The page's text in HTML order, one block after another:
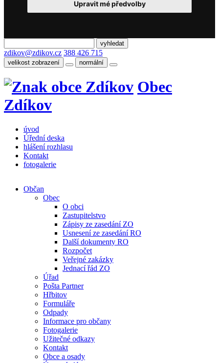
Upravit mé předvolby
zdikov@zdikov.cz 388 426 715
velikost zobrazení normální
Obec
Zdíkov
úvod
Úřední deska
hlášení rozhlasu
Kontakt
fotogalerie
Občan
Obec
O obci
Zastupitelstvo
Zápisy ze zasedání ZO
Usnesení ze zasedání RO
Další dokumenty RO
Rozpočet
Veřejné zakázky
Jednací řád ZO
Úřad
Pošta Partner
Hřbitov
Formuláře
Odpady
Informace pro občany
Fotogalerie
Užitečné odkazy
Kontakt
Obce a osady